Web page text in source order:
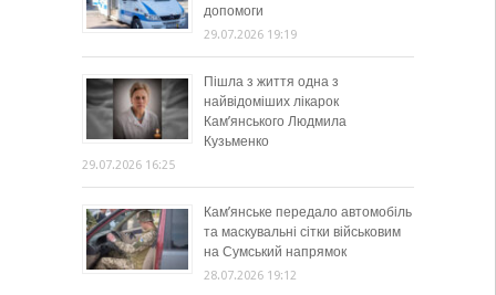
допомоги
29.07.2026 19:19
Пішла з життя одна з
найвідоміших лікарок
Кам’янського Людмила
Кузьменко
29.07.2026 16:25
Кам’янське передало автомобіль
та маскувальні сітки військовим
на Сумський напрямок
28.07.2026 19:12